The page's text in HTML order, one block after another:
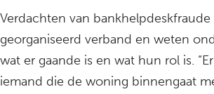
Verdachten van
georganiseerd verband en weten
wat er gaande is en wat hun rol is.
iemand die de woning binnengaat